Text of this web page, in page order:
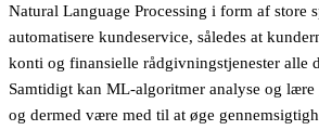
Natural Language Processing i form af store
automatisere kundeservice, således at
konti og finansielle rådgivningstjenester alle
Samtidigt kan ML-algoritmer analyse og lære
og dermed være med til at øge